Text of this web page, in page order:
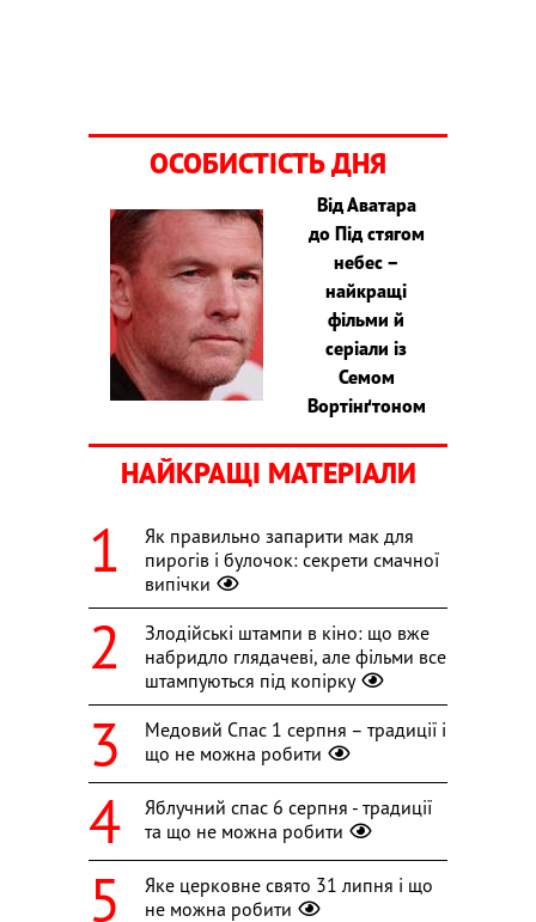
ОСОБИСТІСТЬ ДНЯ
Від Аватара
до Під стягом
небес –
найкращі
фільми й
серіали із
Семом
Вортінґтоном
НАЙКРАЩІ МАТЕРІАЛИ
Як правильно запарити мак для
пирогів і булочок: секрети смачної
випічки
Злодійські штампи в кіно: що вже
набридло глядачеві, але фільми все
штампуються під копірку
Медовий Спас 1 серпня – традиції і
що не можна робити
Яблучний спас 6 серпня - традиції
та що не можна робити
Яке церковне свято 31 липня і що
не можна робити